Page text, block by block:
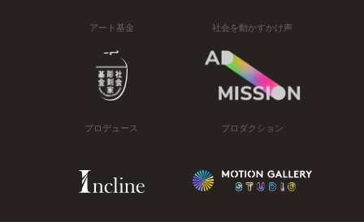
アート基金 社会を動かすかけ声
プロデュース プロダクション